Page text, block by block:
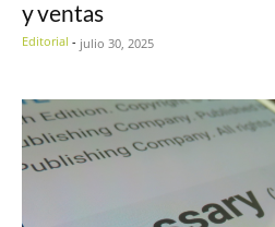
y ventas
Editorial - julio 30, 2025